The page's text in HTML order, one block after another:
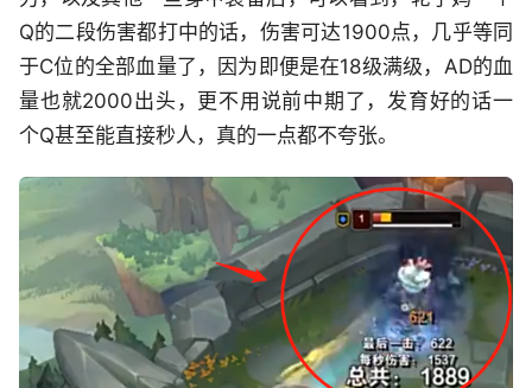
Q的二段伤害都打中的话，伤害可达1900点，几乎等同
于C位的全部血量了，因为即便是在18级满级，AD的血
量也就2000出头，更不用说前中期了，发育好的话一
个Q甚至能直接秒人，真的一点都不夸张。